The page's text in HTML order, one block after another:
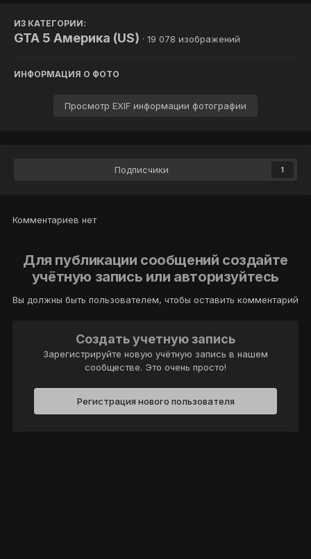
ИЗ КАТЕГОРИИ:
GTA 5 Америка (US) · 19 078 изображений
ИНФОРМАЦИЯ О ФОТО
Просмотр EXIF информации фотографии
Подписчики 1
Комментариев нет
Для публикации сообщений создайте
учётную запись или авторизуйтесь
Вы должны быть пользователем, чтобы оставить комментарий
Создать учетную запись
Зарегистрируйте новую учётную запись в нашем
сообществе. Это очень просто!
Регистрация нового пользователя